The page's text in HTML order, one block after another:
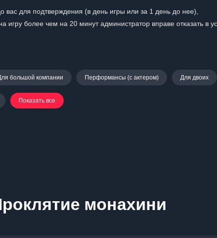
вас для подтверждения (в день игры или за 1 день до нее),
более чем на 20 минут администратор вправе отказать в
большой компании Перформансы (с актером) Для двоих
Показать все
монахини